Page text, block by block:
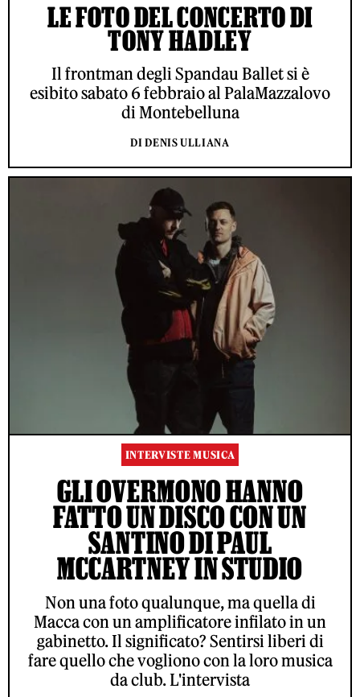
LE FOTO DEL CONCERTO DI
TONY HADLEY
Il frontman degli Spandau Ballet si è
esibito sabato 6 febbraio al PalaMazzalovo
di Montebelluna
DI DENIS ULLIANA
INTERVISTE MUSICA
GLI OVERMONO HANNO
FATTO UN DISCO CON UN
SANTINO DI PAUL
MCCARTNEY IN STUDIO
Non una foto qualunque, ma quella di
Macca con un amplificatore infilato in un
gabinetto. Il significato? Sentirsi liberi di
fare quello che vogliono con la loro musica
da club. L'intervista